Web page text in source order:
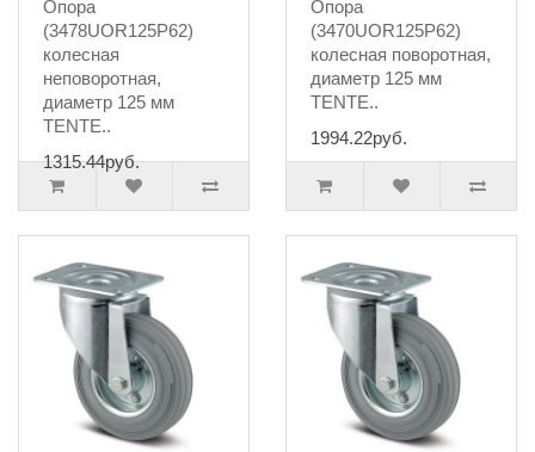
Опора
(3478UOR125P62)
колесная
неповоротная,
диаметр 125 мм
TENTE..
1315.44руб.
Опора
(3470UOR125P62)
колесная поворотная,
диаметр 125 мм
TENTE..
1994.22руб.